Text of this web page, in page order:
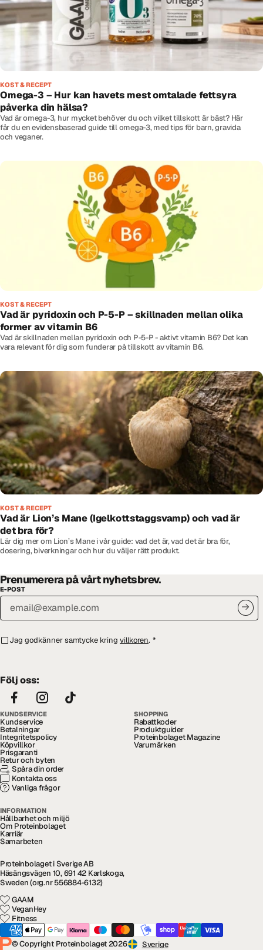
KOST & RECEPT
Omega-3 – Hur kan havets mest omtalade fettsyra
påverka din hälsa?
Vad är omega-3, hur mycket behöver du och vilket tillskott är bäst? Här
får du en evidensbaserad guide till omega-3, med tips för barn, gravida
och veganer.
KOST & RECEPT
Vad är pyridoxin och P-5-P – skillnaden mellan olika
former av vitamin B6
Vad är skillnaden mellan pyridoxin och P-5-P - aktivt vitamin B6? Det kan
vara relevant för dig som funderar på tillskott av vitamin B6.
KOST & RECEPT
Vad är Lion’s Mane (Igelkottstaggsvamp) och vad är
det bra för?
Lär dig mer om Lion’s Mane i vår guide: vad det är, vad det är bra för,
dosering, biverkningar och hur du väljer rätt produkt.
Prenumerera på vårt nyhetsbrev.
E-POST
Jag godkänner samtycke kring villkoren. *
Följ oss:
KUNDSERVICE
Kundservice
Betalningar
Integritetspolicy
Köpvillkor
Prisgaranti
Retur och byten
Spåra din order
Kontakta oss
Vanliga frågor
SHOPPING
Rabattkoder
Produktguider
Proteinbolaget Magazine
Varumärken
INFORMATION
Hållbarhet och miljö
Om Proteinbolaget
Karriär
Samarbeten
Proteinbolaget i Sverige AB
Häsängsvägen 10, 691 42 Karlskoga,
Sweden (org.nr 556884-6132)
GAAM
VeganHey
Fitness
© Copyright Proteinbolaget 2026 Sverige